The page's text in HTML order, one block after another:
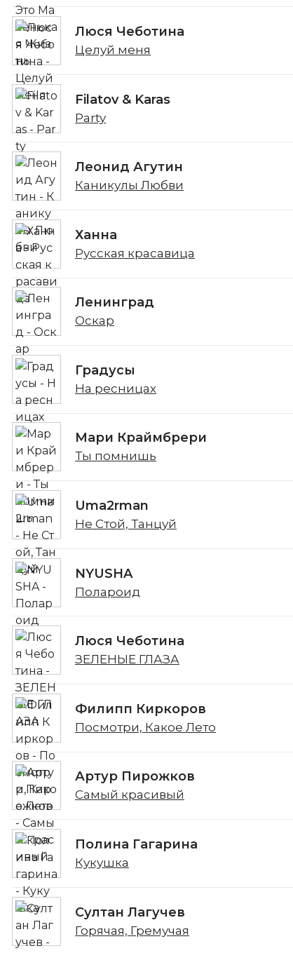
Люся Чеботина
Целуй меня
Filatov & Karas
Party
Леонид Агутин
Каникулы Любви
Ханна
Русская красавица
Ленинград
Оскар
Градусы
На ресницах
Мари Краймбрери
Ты помнишь
Uma2rman
Не Стой, Танцуй
NYUSHA
Полароид
Люся Чеботина
ЗЕЛЕНЫЕ ГЛАЗА
Филипп Киркоров
Посмотри, Какое Лето
Артур Пирожков
Самый красивый
Полина Гагарина
Кукушка
Султан Лагучев
Горячая, Гремучая